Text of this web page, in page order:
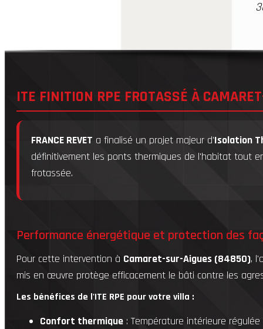
ITE FINITION RPE FROTASSÉ À
FRANCE REVET a finalisé un projet majeur d'Isolation
définitivement les ponts thermiques de l'habitat tout
frotassée.
Performance énergétique et protection des
Pour cette intervention à Camaret-sur-Aigues (84850),
mis en œuvre protège efficacement le bâti contre les
Les bénéfices de l'ITE RPE pour votre villa :
Confort thermique : Température intérieure